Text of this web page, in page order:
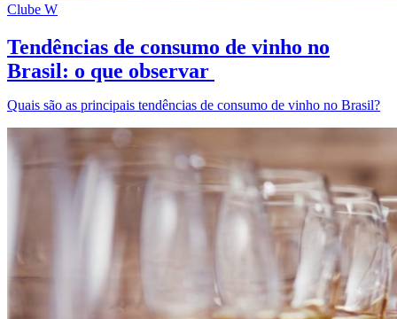
Clube W
Tendências de consumo de vinho no
Brasil: o que observar
Quais são as principais tendências de consumo de vinho no Brasil?